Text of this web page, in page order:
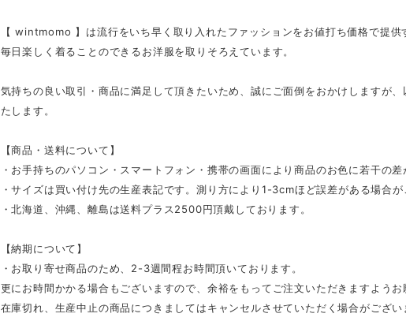
【 wintmomo 】は流行をいち早く取り入れたファッションをお値打ち価格で提供
毎日楽しく着ることのできるお洋服を取りそろえています。
気持ちの良い取引・商品に満足して頂きたいため、誠にご面倒をおかけしますが
たします。
【商品・送料について】
・お手持ちのパソコン・スマートフォン・携帯の画面により商品のお色に若干の差
・サイズは買い付け先の生産表記です。測り方により1-3cmほど誤差がある場合が
・北海道、沖縄、離島は送料プラス2500円頂戴しております。
【納期について】
・お取り寄せ商品のため、2-3週間程お時間頂いております。
更にお時間かかる場合もございますので、余裕をもってご注文いただきますようお
在庫切れ、生産中止の商品につきましてはキャンセルさせていただく場合がござい